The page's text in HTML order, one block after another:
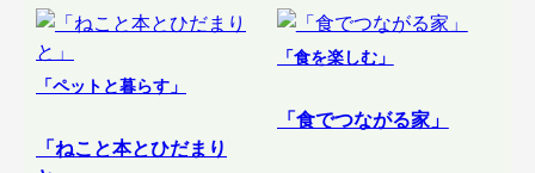
「ペットと暮らす」
「ねこと本とひだまり
「食を楽しむ」
「食でつながる家」